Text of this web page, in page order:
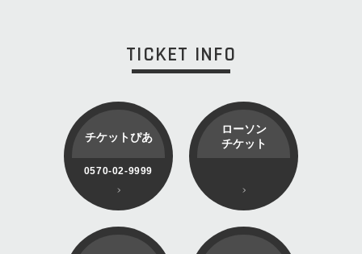
TICKET INFO
チケットぴあ
0570-02-9999
ローソン
チケット